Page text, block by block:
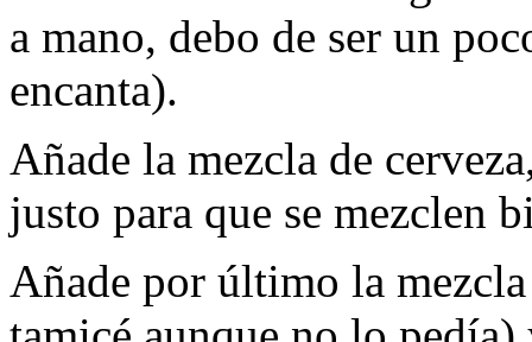
a mano, debo de ser un
encanta).
Añade la mezcla de
justo para que se mezclen
Añade por último la